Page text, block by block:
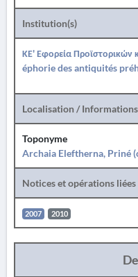
Institution(s)
ΚΕ' Εφορεία Προϊστορικών
éphorie des antiquités
Localisation /
Toponyme
Archaia Eleftherna, Priné
Notices et opérations liées
2007 2010